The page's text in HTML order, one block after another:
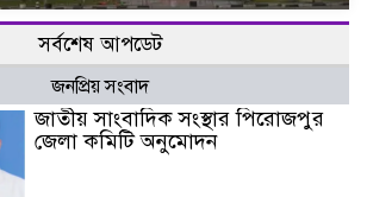
সর্বশেষ আপডেট
জনপ্রিয় সংবাদ
জাতীয় সাংবাদিক সংস্থার পিরোজপুর
জেলা কমিটি অনুমোদন